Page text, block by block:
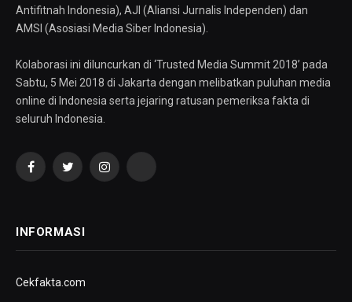
Antifitnah Indonesia), AJI (Aliansi Jurnalis Independen) dan
AMSI (Asosiasi Media Siber Indonesia).
Kolaborasi ini diluncurkan di ‘Trusted Media Summit 2018’ pada
Sabtu, 5 Mei 2018 di Jakarta dengan melibatkan puluhan media
online di Indonesia serta jejaring ratusan pemeriksa fakta di
seluruh Indonesia.
FacebookTwitterInstagramYouTube
INFORMASI
Cekfakta.com